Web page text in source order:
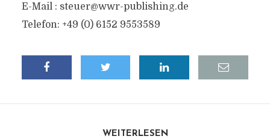
E-Mail : steuer@wwr-publishing.de
Telefon: +49 (0) 6152 9553589
WEITERLESEN